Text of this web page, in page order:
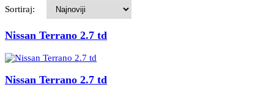
Sortiraj:
Nissan Terrano 2.7 td
Nissan Terrano 2.7 td